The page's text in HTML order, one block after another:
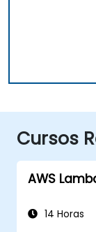
Cursos
AWS
14 Horas